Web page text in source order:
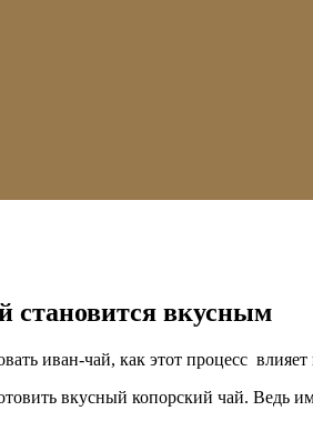
становится вкусным
иван-чай, как этот процесс
вкусный копорский чай. Ведь